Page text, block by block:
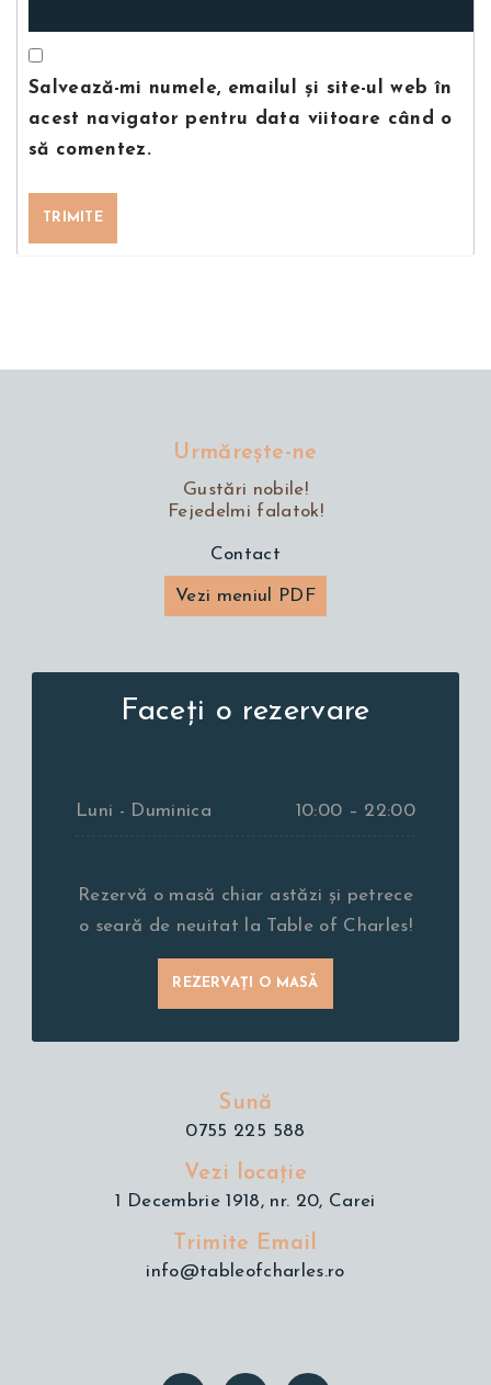
Salvează-mi numele, emailul și site-ul web în
acest navigator pentru data viitoare când o
să comentez.
Urmăreşte-ne
Gustări nobile!
Fejedelmi falatok!
Contact
Vezi meniul PDF
Faceți o rezervare
Luni - Duminica 10:00 – 22:00
Rezervă o masă chiar astăzi și petrece
o seară de neuitat la Table of Charles!
REZERVAȚI O MASĂ
Sună
0755 225 588
Vezi locație
1 Decembrie 1918, nr. 20, Carei
Trimite Email
info@tableofcharles.ro